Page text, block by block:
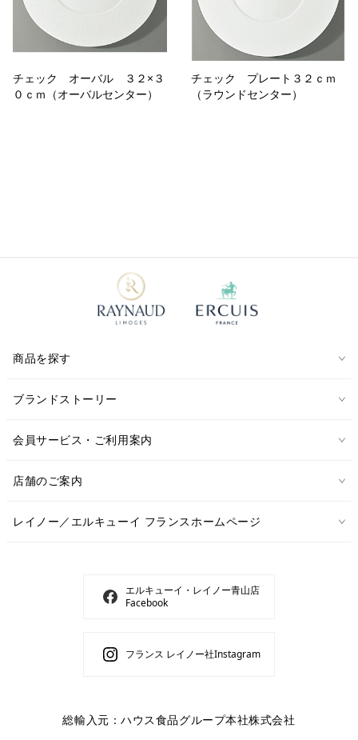
チェック オーバル ３２×３
０ｃｍ（オーバルセンター）
チェック プレート３２ｃｍ
（ラウンドセンター）
商品を探す
ブランドストーリー
会員サービス・ご利用案内
店舗のご案内
レイノー／エルキューイ フランスホームページ
エルキューイ・レイノー青山店
Facebook
フランス レイノー社Instagram
総輸入元：ハウス食品グループ本社株式会社